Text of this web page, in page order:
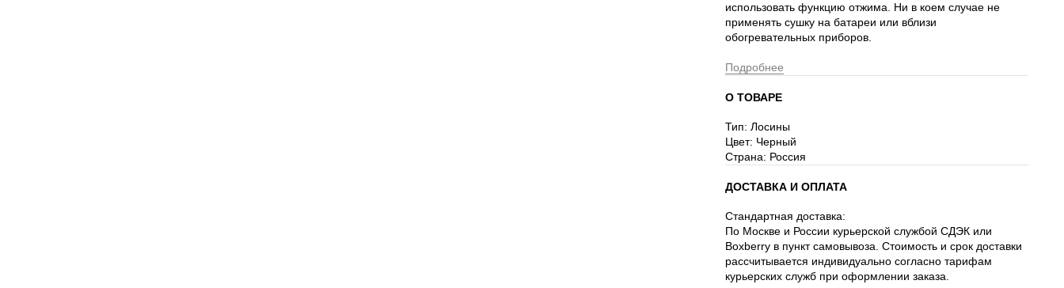
использовать функцию отжима. Ни в коем случае не
применять сушку на батареи или вблизи
обогревательных приборов.
Подробнее
О ТОВАРЕ
Тип: Лосины
Цвет: Черный
Страна: Россия
ДОСТАВКА И ОПЛАТА
Стандартная доставка:
По Москве и России курьерской службой СДЭК или
Boxberry в пункт самовывоза. Стоимость и срок доставки
рассчитывается индивидуально согласно тарифам
курьерских служб при оформлении заказа.